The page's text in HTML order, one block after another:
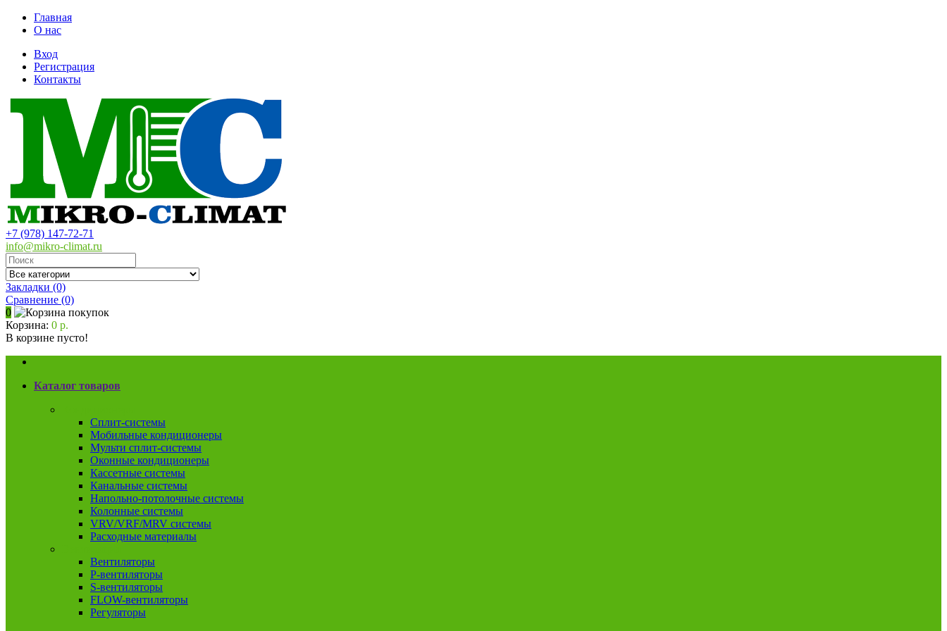
Главная
О нас
Вход
Регистрация
Контакты
+7 (978) 147-72-71
info@mikro-climat.ru
Закладки (0)
Сравнение (0)
0
Корзина: 0 р.
В корзине пусто!
Каталог товаров
Сплит-системы
Мобильные кондиционеры
Мульти сплит-системы
Оконные кондиционеры
Кассетные системы
Канальные системы
Напольно-потолочные системы
Колонные системы
VRV/VRF/MRV системы
Расходные материалы
Вентиляторы
P-вентиляторы
S-вентиляторы
FLOW-вентиляторы
Регуляторы